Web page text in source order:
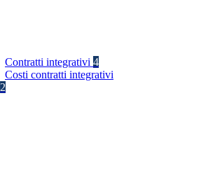
Contratti integrativi 4
Costi contratti integrativi
2